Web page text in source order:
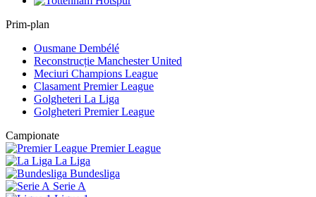
Prim-plan
Ousmane Dembélé
Reconstrucție Manchester United
Meciuri Champions League
Clasament Premier League
Golgheteri La Liga
Golgheteri Premier League
Campionate
Premier League
La Liga
Bundesliga
Serie A